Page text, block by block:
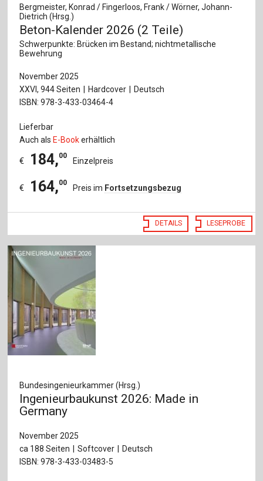
Bergmeister, Konrad / Fingerloos, Frank / Wörner, Johann-
Dietrich (Hrsg.)
Beton-Kalender 2026 (2 Teile)
Schwerpunkte: Brücken im Bestand; nichtmetallische
Bewehrung
November 2025
XXVI, 944 Seiten
Hardcover
Deutsch
ISBN: 978-3-433-03464-4
Lieferbar
Auch alsE-Bookerhältlich
€ 184,00
Einzelpreis
€ 164,00
Preis im Fortsetzungsbezug
DETAILS LESEPROBE
Bundesingenieurkammer (Hrsg.)
Ingenieurbaukunst 2026: Made in
Germany
November 2025
ca 188 Seiten
Softcover
Deutsch
ISBN: 978-3-433-03483-5